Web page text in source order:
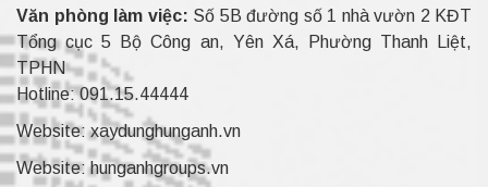
Văn phòng làm việc: Số 5B đường số 1 nhà vườn 2 KĐT
Tổng cục 5 Bộ Công an, Yên Xá, Phường Thanh Liệt,
TPHN
Hotline:091.15.44444
Website:xaydunghunganh.vn
Website:hunganhgroups.vn